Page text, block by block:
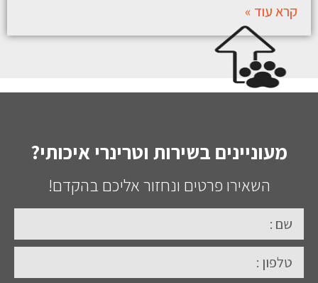
קרא עוד »
מעוניינים בשירות וטרינרי איכותי?
השאירו פרטים ונחזור אליכם בהקדם!